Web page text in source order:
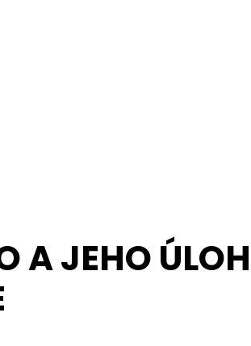
A JEHO